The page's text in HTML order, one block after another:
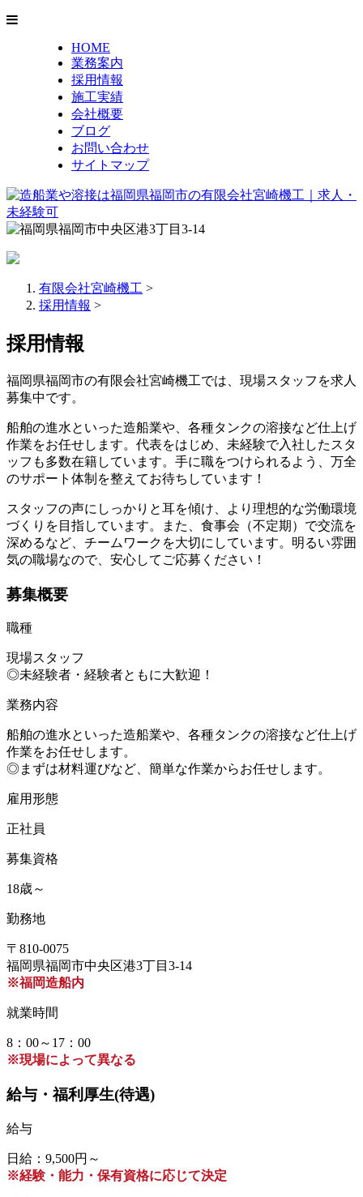
HOME
業務案内
採用情報
施工実績
会社概要
ブログ
お問い合わせ
サイトマップ
有限会社宮崎機工 >
採用情報 >
採用情報
福岡県福岡市の有限会社宮崎機工では、現場スタッフを求人
募集中です。
船舶の進水といった造船業や、各種タンクの溶接など仕上げ
作業をお任せします。代表をはじめ、未経験で入社したスタ
ッフも多数在籍しています。手に職をつけられるよう、万全
のサポート体制を整えてお待ちしています！
スタッフの声にしっかりと耳を傾け、より理想的な労働環境
づくりを目指しています。また、食事会（不定期）で交流を
深めるなど、チームワークを大切にしています。明るい雰囲
気の職場なので、安心してご応募ください！
募集概要
職種
現場スタッフ
◎未経験者・経験者ともに大歓迎！
業務内容
船舶の進水といった造船業や、各種タンクの溶接など仕上げ
作業をお任せします。
◎まずは材料運びなど、簡単な作業からお任せします。
雇用形態
正社員
募集資格
18歳～
勤務地
〒810-0075
福岡県福岡市中央区港3丁目3-14
※福岡造船内
就業時間
8：00～17：00
※現場によって異なる
給与・福利厚生(待遇)
給与
日給：9,500円～
※経験・能力・保有資格に応じて決定